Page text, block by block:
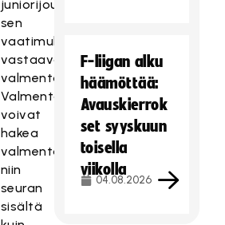
juniorijoukkueelle
sen
vaatimuksia
vastaava
valmentaja.
Valmentajapaikkoja
voivat
hakea
valmentajat
niin
seuran
sisältä
F-liigan alku
häämöttää:
Avauskierrok
set syyskuun
toisella
viikolla
04.08.2026